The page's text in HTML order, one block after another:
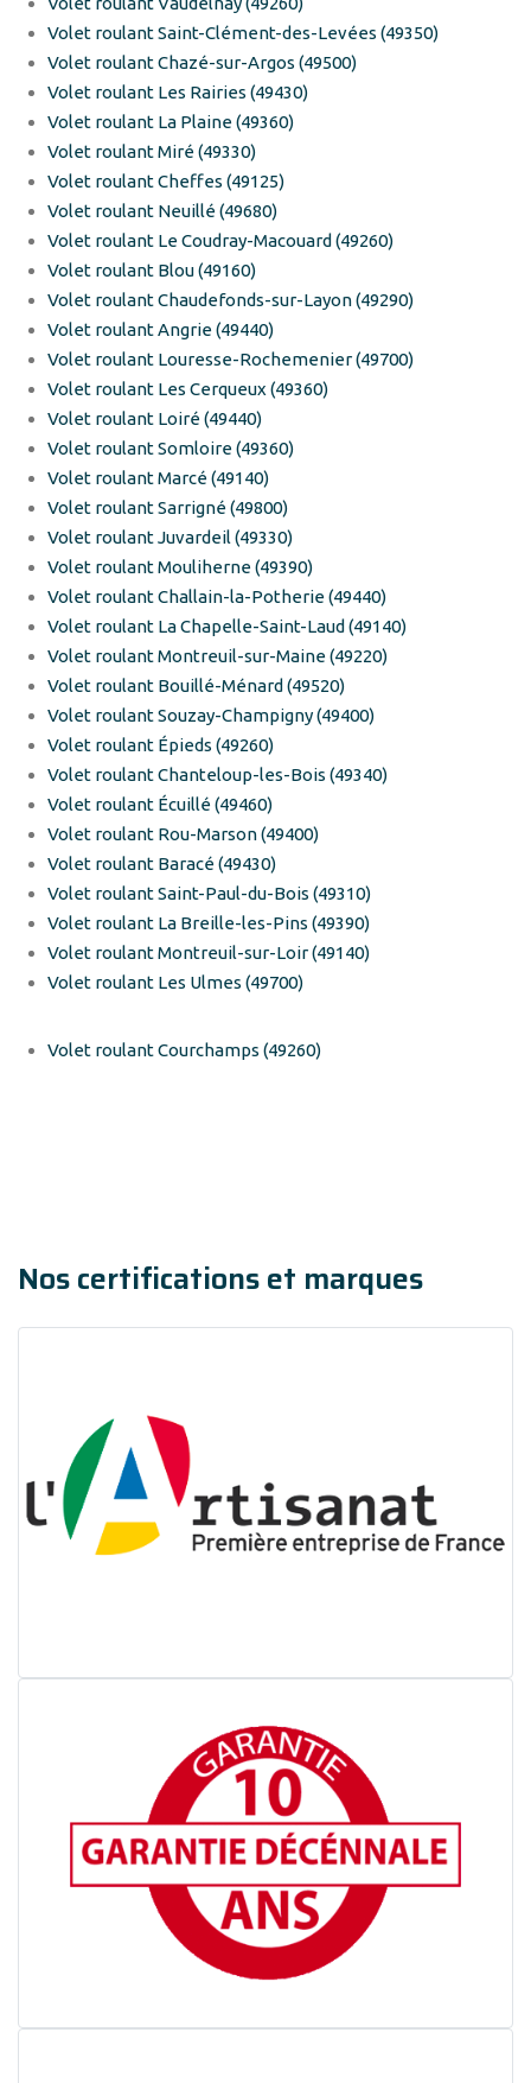
Volet roulant Saint-Clément-des-Levées (49350)
Volet roulant Chazé-sur-Argos (49500)
Volet roulant Les Rairies (49430)
Volet roulant La Plaine (49360)
Volet roulant Miré (49330)
Volet roulant Cheffes (49125)
Volet roulant Neuillé (49680)
Volet roulant Le Coudray-Macouard (49260)
Volet roulant Blou (49160)
Volet roulant Chaudefonds-sur-Layon (49290)
Volet roulant Angrie (49440)
Volet roulant Louresse-Rochemenier (49700)
Volet roulant Les Cerqueux (49360)
Volet roulant Loiré (49440)
Volet roulant Somloire (49360)
Volet roulant Marcé (49140)
Volet roulant Sarrigné (49800)
Volet roulant Juvardeil (49330)
Volet roulant Mouliherne (49390)
Volet roulant Challain-la-Potherie (49440)
Volet roulant La Chapelle-Saint-Laud (49140)
Volet roulant Montreuil-sur-Maine (49220)
Volet roulant Bouillé-Ménard (49520)
Volet roulant Souzay-Champigny (49400)
Volet roulant Épieds (49260)
Volet roulant Chanteloup-les-Bois (49340)
Volet roulant Écuillé (49460)
Volet roulant Rou-Marson (49400)
Volet roulant Baracé (49430)
Volet roulant Saint-Paul-du-Bois (49310)
Volet roulant La Breille-les-Pins (49390)
Volet roulant Montreuil-sur-Loir (49140)
Volet roulant Les Ulmes (49700)
Volet roulant Courchamps (49260)
Nos certifications et marques